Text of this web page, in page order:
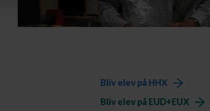
Bliv elev på HHX
Bliv elev på EUD+EUX